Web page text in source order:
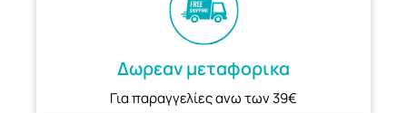
Δωρεαν μεταφορικα
Για παραγγελίες ανω των 39€